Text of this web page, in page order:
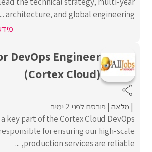
architecture, and global engineering ...
DevOps Engineer
(Cortex Cloud)
מלאה פורסם לפני 2 ימים
key part of the Cortex Cloud DevOps
for ensuring our high-scale
production services are reliable, ...